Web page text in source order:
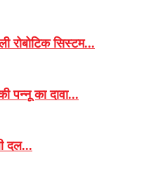
रोबोटिक सिस्टम...
पन्नू का दावा...
दल...